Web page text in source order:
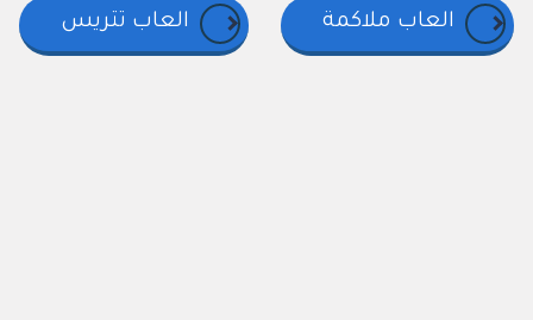
العاب ملاكمة العاب تتريس